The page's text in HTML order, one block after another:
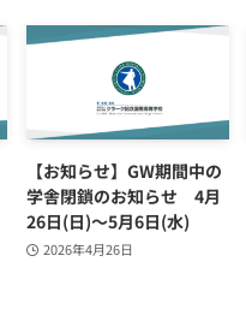
【お知らせ】GW期間中の
学舎閉鎖のお知らせ 4月
26日(日)～5月6日(水)
2026年4月26日